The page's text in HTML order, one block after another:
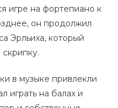
игре на фортепиано к
он продолжил
Эрльиха, который
в музыке привлекли
играть на балах и